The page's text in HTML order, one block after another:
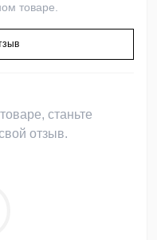
товаре.
станьте
отзыв.